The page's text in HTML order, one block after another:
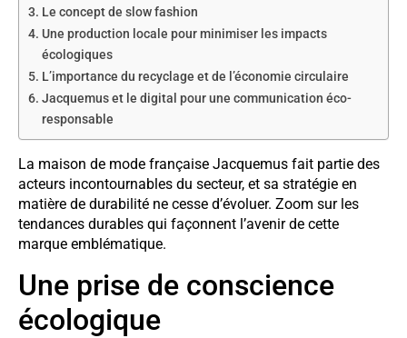
Le concept de slow fashion
Une production locale pour minimiser les impacts
écologiques
L’importance du recyclage et de l’économie circulaire
Jacquemus et le digital pour une communication éco-
responsable
La maison de mode française Jacquemus fait partie des
acteurs incontournables du secteur, et sa stratégie en
matière de durabilité ne cesse d’évoluer. Zoom sur les
tendances durables qui façonnent l’avenir de cette
marque emblématique.
Une prise de conscience
écologique